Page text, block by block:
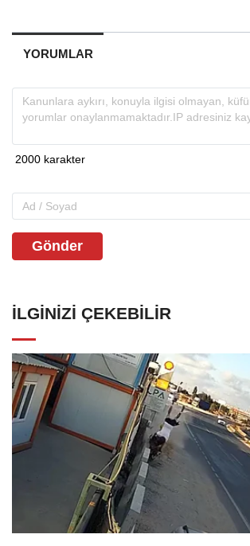
YORUMLAR
Gönder
İLGINIZI ÇEKEBILIR